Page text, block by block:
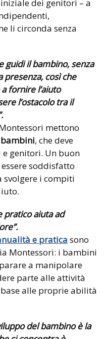
dei genitori – a
li circonda senza
guidi il bambino, senza
presenza, così che
fornire l’aiuto
l’ostacolo tra il
mettono
, che deve
e genitori. Un buon
soddisfatto
i compiti
pratico aiuta ad
e pratica sono
Montessori: i bambini
a manipolare
parte alle attività
alle proprie abilità
del bambino è la